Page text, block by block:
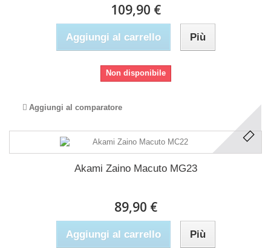
109,90 €
Aggiungi al carrello Più
Non disponibile
Aggiungi al comparatore
Akami Zaino Macuto MG23
89,90 €
Aggiungi al carrello Più